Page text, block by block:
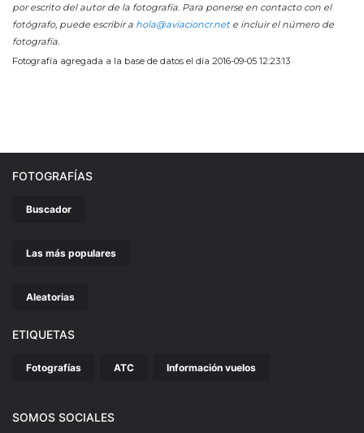
por escrito del autor de la fotografía. Para ponerse en contacto con el
fotógrafo, puede escribir a hola@aviacioncr.nete incluir el número de
fotografía.
Fotografía agregada a la base de datos el día 2016-09-05 12:23:13
FOTOGRAFÍAS
Buscador
Las más populares
Aleatorias
ETIQUETAS
Fotografías ATC Información vuelos
SOMOS SOCIALES